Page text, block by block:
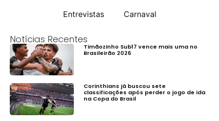
Entrevistas Carnaval
Notícias Recentes
Timãozinho Sub17 vence mais uma no
Brasileirão 2026
Corinthians já buscou sete
classificações após perder o jogo de ida
na Copa do Brasil